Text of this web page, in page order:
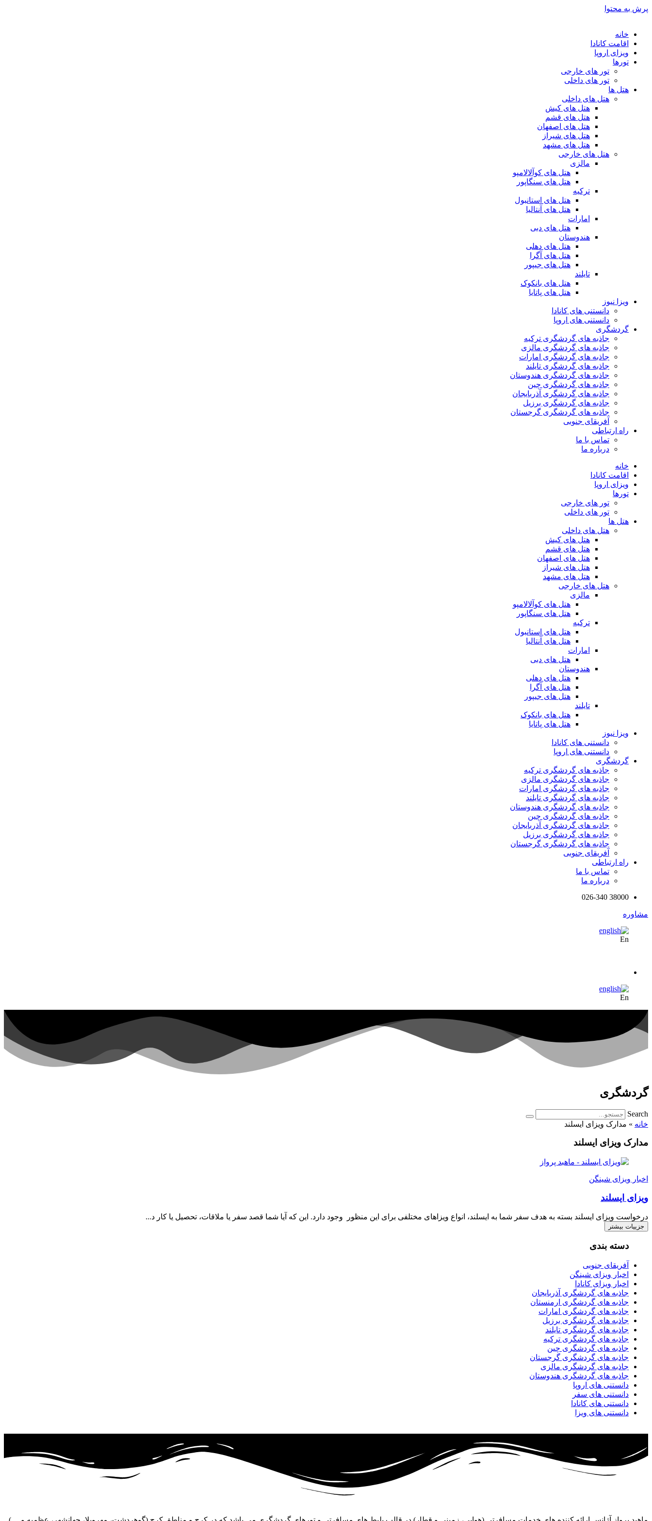
پرش به محتوا
خانه
اقامت کانادا
ویزای اروپا
تورها
تور های خارجی
تور های داخلی
هتل ها
هتل های داخلی
هتل های کیش
هتل های قشم
هتل های اصفهان
هتل های شیراز
هتل های مشهد
هتل های خارجی
مالزی
هتل های کوآلالامپو
هتل های سنگاپور
ترکیه
هتل های استانبول
هتل های آنتالیا
امارات
هتل های دبی
هندوستان
هتل های دهلی
هتل های آگرا
هتل های جیپور
تایلند
هتل های بانکوک
هتل های پاتایا
ویزا نیوز
دانستنی های کانادا
دانستنی های اروپا
گردشگری
جاذبه های گردشگری ترکیه
جاذبه های گردشگری مالزی
جاذبه های گردشگری امارات
جاذبه های گردشگری تایلند
جاذبه های گردشگری هندوستان
جاذبه های گردشگری چین
جاذبه های گردشگری آذربایجان
جاذبه های گردشگری برزیل
جاذبه های گردشگری گرجستان
آفریقای جنوبی
راه ارتباطی
تماس با ما
درباره ما
خانه
اقامت کانادا
ویزای اروپا
تورها
تور های خارجی
تور های داخلی
هتل ها
هتل های داخلی
هتل های کیش
هتل های قشم
هتل های اصفهان
هتل های شیراز
هتل های مشهد
هتل های خارجی
مالزی
هتل های کوآلالامپو
هتل های سنگاپور
ترکیه
هتل های استانبول
هتل های آنتالیا
امارات
هتل های دبی
هندوستان
هتل های دهلی
هتل های آگرا
هتل های جیپور
تایلند
هتل های بانکوک
هتل های پاتایا
ویزا نیوز
دانستنی های کانادا
دانستنی های اروپا
گردشگری
جاذبه های گردشگری ترکیه
جاذبه های گردشگری مالزی
جاذبه های گردشگری امارات
جاذبه های گردشگری تایلند
جاذبه های گردشگری هندوستان
جاذبه های گردشگری چین
جاذبه های گردشگری آذربایجان
جاذبه های گردشگری برزیل
جاذبه های گردشگری گرجستان
آفریقای جنوبی
راه ارتباطی
تماس با ما
درباره ما
38000 026-340
مشاوره
En
En
گردشگری
Search
خانه » مدارک ویزای ایسلند
مدارک ویزای ایسلند
اخبار ویزای شینگن
ویزای ایسلند
درخواست ویزای ایسلند بسته به هدف سفر شما به ایسلند، انواع ویزاهای مختلفی برای این منظور وجود دارد. این که آیا شما قصد سفر یا ملاقات، تحصیل یا کار د...
جزییات بیشتر
دسته بندی
آفریقای جنوبی
اخبار ویزای شینگن
اخبار ویزای کانادا
جاذبه های گردشگری آذربایجان
جاذبه های گردشگری ارمنستان
جاذبه های گردشگری امارات
جاذبه های گردشگری برزیل
جاذبه های گردشگری تایلند
جاذبه های گردشگری ترکیه
جاذبه های گردشگری چین
جاذبه های گردشگری گرجستان
جاذبه های گردشگری مالزی
جاذبه های گردشگری هندوستان
دانستنی های اروپا
دانستنی های سفر
دانستنی های کانادا
دانستنی های ویزا